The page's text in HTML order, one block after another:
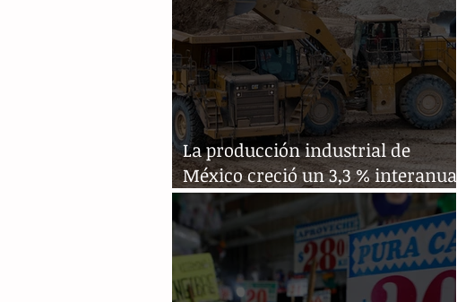
La producción industrial de
México creció un 3,3 % interanual
en febrero